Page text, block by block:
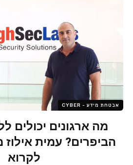
אבטחת מידע - CYBER
מה ארגונים יכולים
לקרוא